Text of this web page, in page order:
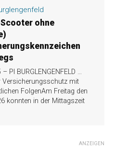
ohne
PI BURGLENGENFELD …
Versicherungsschutz mit
FolgenAm Freitag den
konnten in der Mittagszeit
ANZEIGEN